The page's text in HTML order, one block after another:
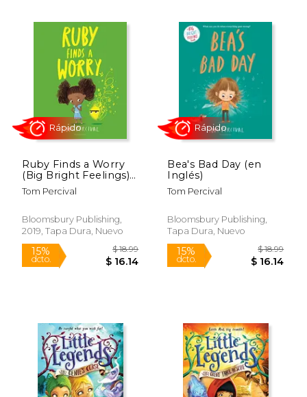
Ruby Finds a Worry
(Big Bright Feelings)
(en Inglés)
Tom Percival
Bloomsbury Publishing,
2019, Tapa Dura, Nuevo
Bea's Bad Day (en
Inglés)
Tom Percival
Bloomsbury Publishing,
Tapa Dura, Nuevo